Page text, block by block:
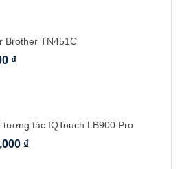
Brother TN451C
₫
tương tác IQTouch LB900 Pro
₫